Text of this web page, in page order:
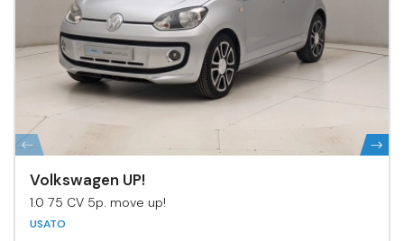
Volkswagen UP!
1.0 75 CV 5p. move up!
USATO